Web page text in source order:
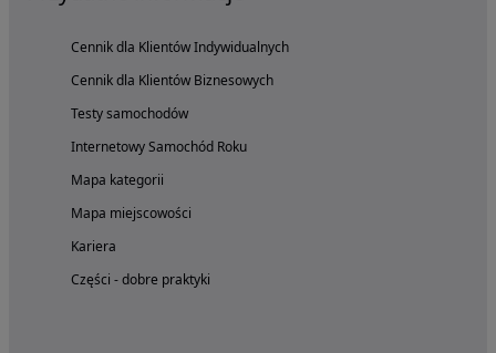
Cennik dla Klientów Indywidualnych
Cennik dla Klientów Biznesowych
Testy samochodów
Internetowy Samochód Roku
Mapa kategorii
Mapa miejscowości
Kariera
Części - dobre praktyki